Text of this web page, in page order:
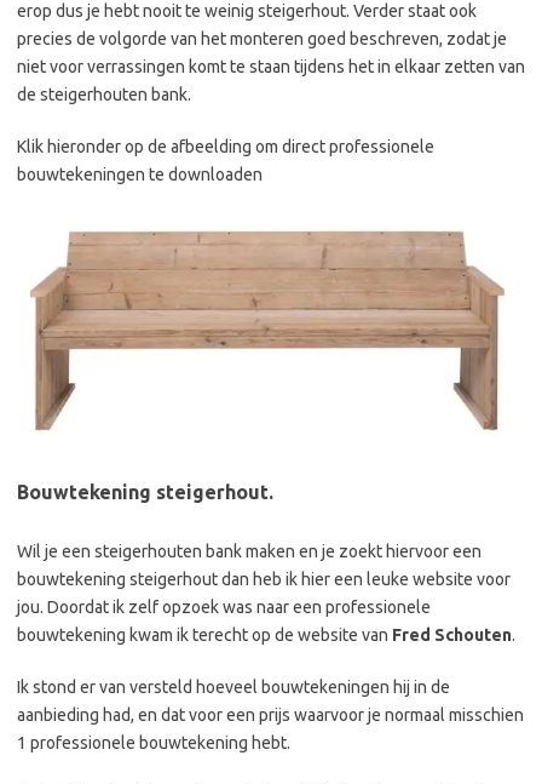
erop dus je hebt nooit te weinig steigerhout. Verder staat ook
precies de volgorde van het monteren goed beschreven, zodat je
niet voor verrassingen komt te staan tijdens het in elkaar zetten van
de steigerhouten bank.
Klik hieronder op de afbeelding om direct professionele
bouwtekeningen te downloaden
Bouwtekening steigerhout.
Wil je een steigerhouten bank maken en je zoekt hiervoor een
bouwtekening steigerhout dan heb ik hier een leuke website voor
jou. Doordat ik zelf opzoek was naar een professionele
bouwtekening kwam ik terecht op de website van Fred Schouten.
Ik stond er van versteld hoeveel bouwtekeningen hij in de
aanbieding had, en dat voor een prijs waarvoor je normaal misschien
1 professionele bouwtekening hebt.